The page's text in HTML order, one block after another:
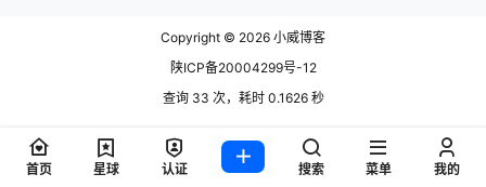
Copyright © 2026 小威博客
陕ICP备20004299号-12
查询 33 次，耗时 0.1626 秒
首页 星球 认证 搜索 菜单 我的